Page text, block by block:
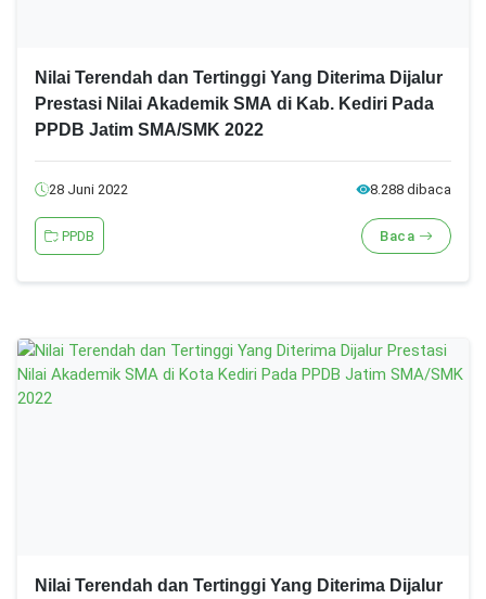
Nilai Terendah dan Tertinggi Yang Diterima Dijalur
Prestasi Nilai Akademik SMA di Kab. Kediri Pada
PPDB Jatim SMA/SMK 2022
28 Juni 2022 8.288 dibaca
PPDB Baca
Nilai Terendah dan Tertinggi Yang Diterima Dijalur